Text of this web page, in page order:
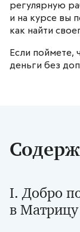
регулярную
и на курсе вы
как найти
Если поймете,
деньги без
I. Добро
в Матрицу